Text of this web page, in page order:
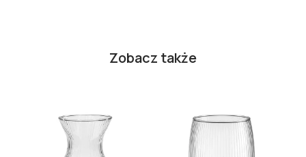
Zobacz także